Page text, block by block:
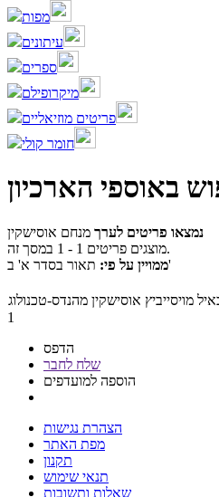
מפות
עיתונים
ספרים
מיקרופילם
פריטים מוזיאליים
חומר קולי
באוספי הארכיון
נמצאו פריטים לערך מנחם אוסישקין
מוצגים פריטים 1 - 1 במסך זה.
ממויין על פי:תאור בסדר א' ב'
1
הדפס
שלח לחבר
הוספה למועדפים
הצהרת נגישות
מפת האתר
תקנון
תנאי שימוש
שאלות ותשובות